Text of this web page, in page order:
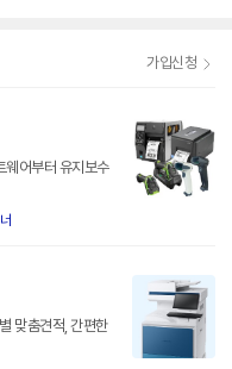
가입신청
웨어부터 유지보수
맞춤견적, 간편한